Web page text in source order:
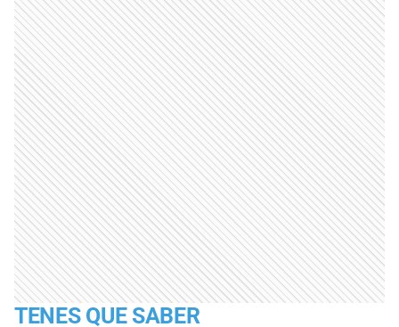
TENES QUE SABER